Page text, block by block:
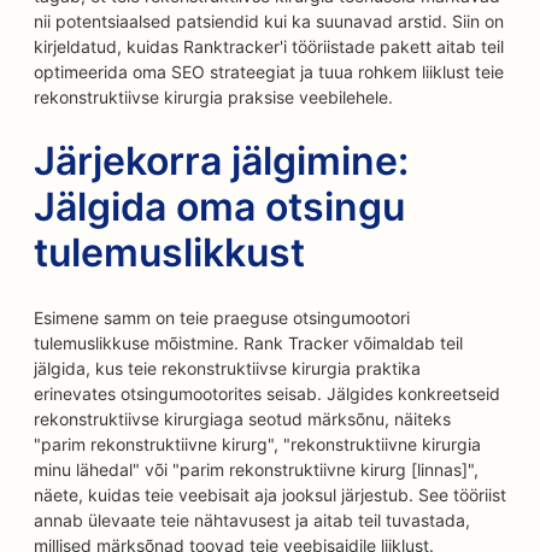
nii potentsiaalsed patsiendid kui ka suunavad arstid. Siin on
kirjeldatud, kuidas Ranktracker'i tööriistade pakett aitab teil
optimeerida oma SEO strateegiat ja tuua rohkem liiklust teie
rekonstruktiivse kirurgia praksise veebilehele.
Järjekorra jälgimine:
Jälgida oma otsingu
tulemuslikkust
Esimene samm on teie praeguse otsingumootori
tulemuslikkuse mõistmine. Rank Tracker võimaldab teil
jälgida, kus teie rekonstruktiivse kirurgia praktika
erinevates otsingumootorites seisab. Jälgides konkreetseid
rekonstruktiivse kirurgiaga seotud märksõnu, näiteks
"parim rekonstruktiivne kirurg", "rekonstruktiivne kirurgia
minu lähedal" või "parim rekonstruktiivne kirurg [linnas]",
näete, kuidas teie veebisait aja jooksul järjestub. See tööriist
annab ülevaate teie nähtavusest ja aitab teil tuvastada,
millised märksõnad toovad teie veebisaidile liiklust.